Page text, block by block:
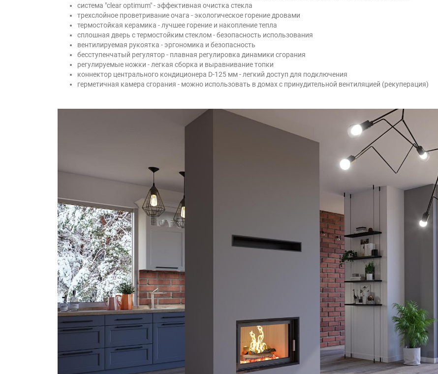
система "clear optimum" - эффективная очистка стекла
трехслойное проветривание очага - экологическое горение дровами
термостойкая керамика - лучшее горение и накопление тепла
сплошная дверь с термостойким стеклом - безопасность использования
вентилируемая рукоятка - эргономика и безопасность
бесступенчатый регулятор - плавная регулировка динамики сгорания
регулируемые ножки - легкая сборка и выравнивание топки
коннектор центрального кондиционера D-125 мм - легкий доступ для подключения
герметичная камера сгорания - можно использовать в домах с принудительной вентиляцией (рекуперация)